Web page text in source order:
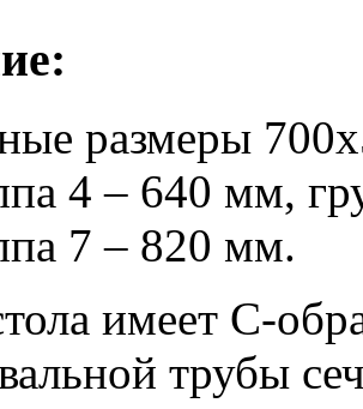
размеры
4 – 640 мм,
7 – 820 мм.
имеет С-
трубы